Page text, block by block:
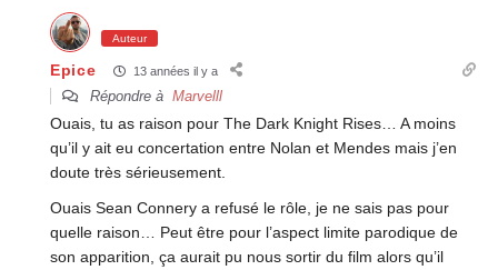
Auteur
Epice 13 années il y a
Répondre à Marvelll
Ouais, tu as raison pour The Dark Knight Rises… A moins
qu’il y ait eu concertation entre Nolan et Mendes mais j’en
doute très sérieusement.
Ouais Sean Connery a refusé le rôle, je ne sais pas pour
quelle raison… Peut être pour l’aspect limite parodique de
son apparition, ça aurait pu nous sortir du film alors qu’il